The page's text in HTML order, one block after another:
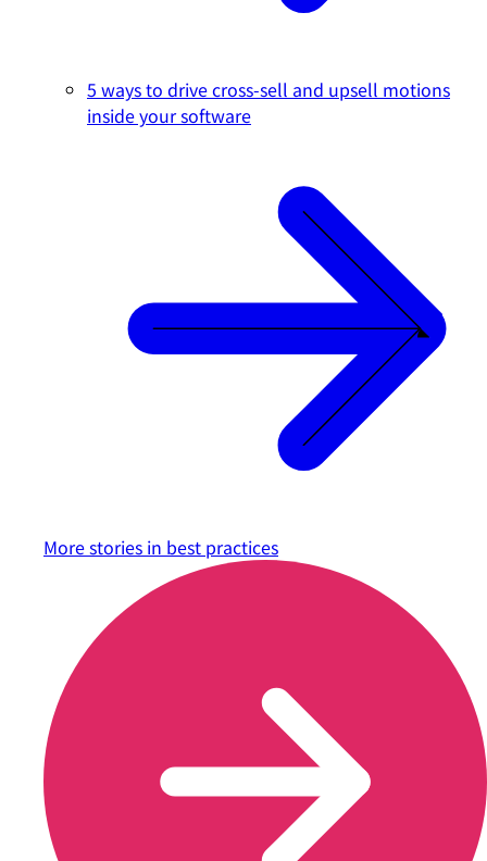
5 ways to drive cross-sell and upsell motions
inside your software
More stories in best practices